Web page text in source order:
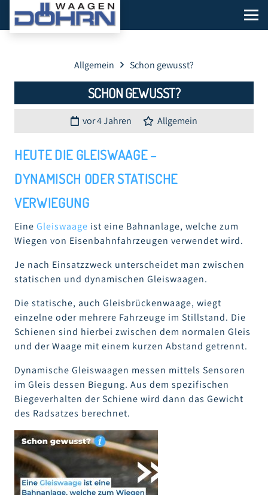
Allgemein Schon gewusst?
SCHON GEWUSST?
vor 4 Jahren Allgemein
HEUTE DIE GLEISWAAGE–
DYNAMISCH ODER STATISCHE
VERWIEGUNG
Eine Gleiswaage ist eine Bahnanlage, welche zum
Wiegen von Eisenbahnfahrzeugen verwendet wird.
Je nach Einsatzzweck unterscheidet man zwischen
statischen und dynamischen Gleiswaagen.
Die statische, auch Gleisbrückenwaage, wiegt
einzelne oder mehrere Fahrzeuge im Stillstand. Die
Schienen sind hierbei zwischen dem normalen Gleis
und der Waage mit einem kurzen Abstand getrennt.
Dynamische Gleiswaagen messen mittels Sensoren
im Gleis dessen Biegung. Aus dem spezifischen
Biegeverhalten der Schiene wird dann das Gewicht
des Radsatzes berechnet.